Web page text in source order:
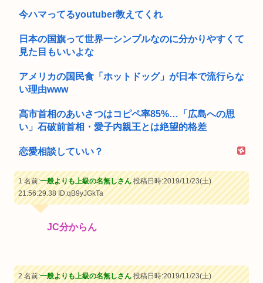
今ハマってるyoutuber教えてくれ
日本の国旗って世界一シンプルなのに分かりやすくて
見た目もいいよな
アメリカの国民食「ホットドッグ」が日本で流行らな
い理由www
高市首相のあいさつはコピペ率85%…「広島への思
い」石破前首相・愛子内親王とは絶望的格差
恋愛相談していい？
1 名前:一般よりも上級の名無しさん投稿日時:2019/11/23(土)
21:56:29.38ID:qB9yJGkTa
JC分からん
2 名前:一般よりも上級の名無しさん投稿日時:2019/11/23(土)